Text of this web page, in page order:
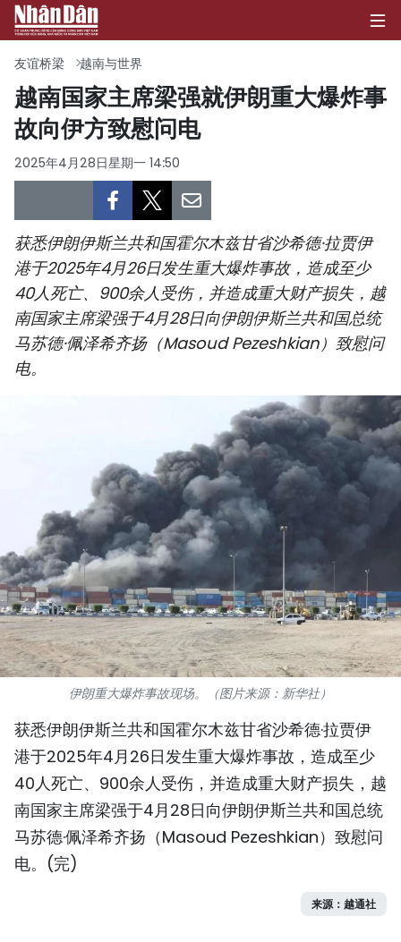
首页
政治
经济
社会
环保
文化
旅游
友谊桥梁
史海
多功能媒体
图表新闻
图库
视频
人民报社简介
TIẾNG VIỆT
友谊桥梁 越南与世界
越南国家主席梁强就伊朗重大爆炸事
故向伊方致慰问电
2025年4月28日星期一 14:50
获悉伊朗伊斯兰共和国霍尔木兹甘省沙希德·拉贾伊
港于2025年4月26日发生重大爆炸事故，造成至少
40人死亡、900余人受伤，并造成重大财产损失，越
南国家主席梁强于4月28日向伊朗伊斯兰共和国总统
马苏德·佩泽希齐扬（Masoud Pezeshkian）致慰问
电。
伊朗重大爆炸事故现场。（图片来源：新华社）
获悉伊朗伊斯兰共和国霍尔木兹甘省沙希德·拉贾伊
港于2025年4月26日发生重大爆炸事故，造成至少
40人死亡、900余人受伤，并造成重大财产损失，越
南国家主席梁强于4月28日向伊朗伊斯兰共和国总统
马苏德·佩泽希齐扬（Masoud Pezeshkian）致慰问
电。(完)
来源：越通社